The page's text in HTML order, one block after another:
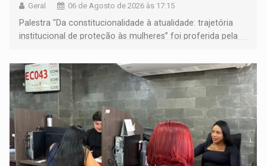
Geral 06 de Agosto de 2026 às 17:15
Palestra "Da constitucionalidade à atualidade: trajetória
institucional de proteção às mulheres” foi proferida pela
Goiás